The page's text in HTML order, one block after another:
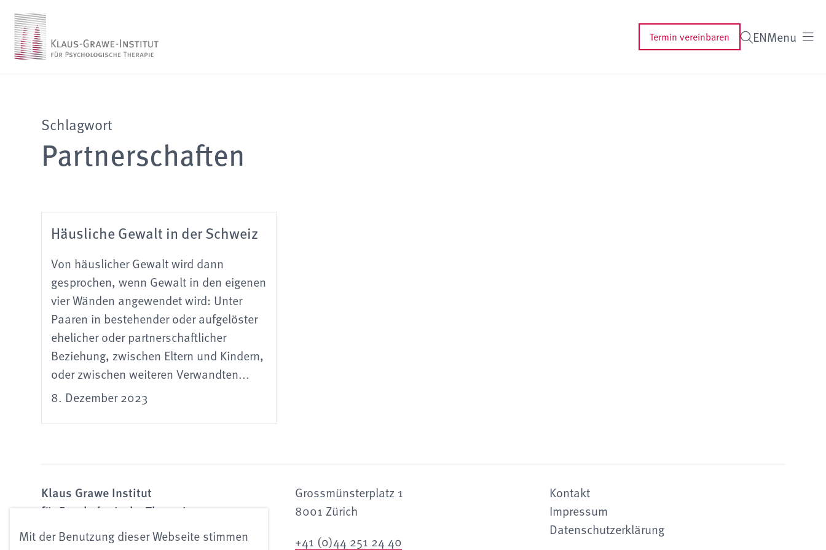
Mit der Benutzung dieser Webseite stimmen
Termin vereinbaren ENMenu
Schlagwort
Partnerschaften
Häusliche Gewalt in der Schweiz
Von häuslicher Gewalt wird dann
gesprochen, wenn Gewalt in den eigenen
vier Wänden angewendet wird: Unter
Paaren in bestehender oder aufgelöster
ehelicher oder partnerschaftlicher
Beziehung, zwischen Eltern und Kindern,
oder zwischen weiteren Verwandten...
8. Dezember 2023
Klaus Grawe Institut
für Psychologische Therapie
Grossmünsterplatz 1
8001 Zürich
+41 (0)44 251 24 40
Kontakt
Impressum
Datenschutzerklärung